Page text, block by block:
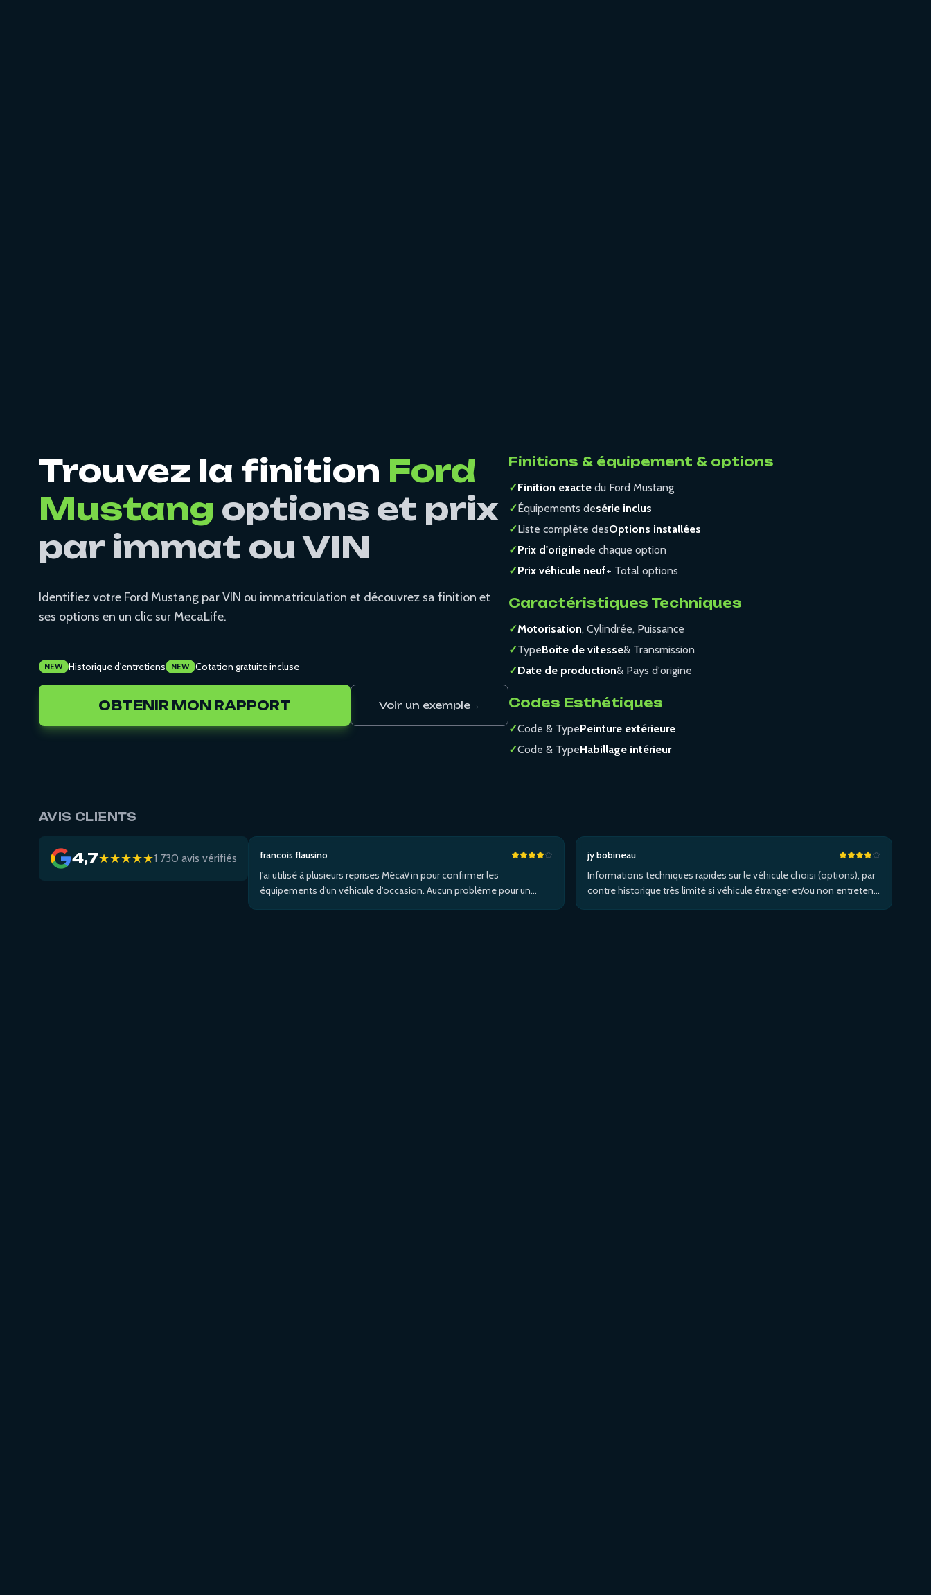
Trouvez la finition Ford
Mustang options et prix
par immat ou VIN
Identifiez votre Ford Mustang par VIN ou immatriculation et découvrez sa finition et
ses options en un clic sur MecaLife.
NEW Historique d'entretiens NEW Cotation gratuite incluse
OBTENIR MON RAPPORT Voir un exemple→
Finitions & équipement & options
✓Finition exactedu Ford Mustang
✓Équipements desérie inclus
✓Liste complète desOptions installées
✓Prix d'originede chaque option
✓Prix véhicule neuf+ Total options
Caractéristiques Techniques
✓Motorisation, Cylindrée, Puissance
✓TypeBoîte de vitesse& Transmission
✓Date de production& Pays d'origine
Codes Esthétiques
✓Code & TypePeinture extérieure
✓Code & TypeHabillage intérieur
AVIS CLIENTS
4,7★★★★★1 730 avis vérifiés
francois flausino
J'ai utilisé à plusieurs reprises MécaVin pour confirmer les
équipements d'un véhicule d'occasion. Aucun problème pour un
jy bobineau
Informations techniques rapides sur le véhicule choisi (options), par
contre historique très limité si véhicule étranger et/ou non entretenu